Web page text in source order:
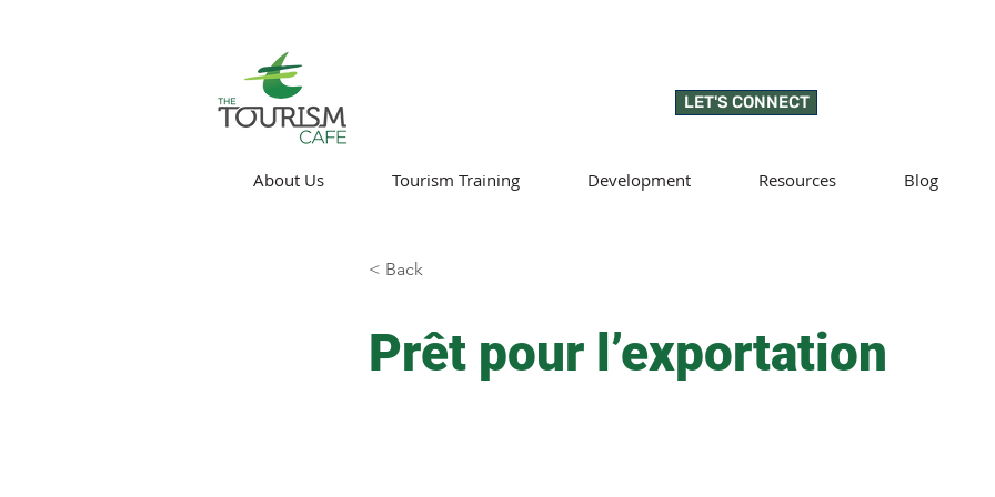
LET'S CONNECT
About Us Tourism Training Development Resources Blog
< Back
Prêt pour l’exportation